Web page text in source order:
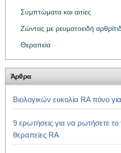
Συμπτώματα και αιτίες
Ζώντας με ρευματοειδή
Θεραπεία
Άρθρα
Βιολογικών ευκολία RA πόνο
9 ερωτήσεις για να ρωτήσετε το
θεραπείες RA